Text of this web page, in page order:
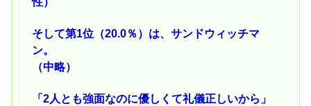
そして第1位（20.0％）は、サンドウィッチマ
ン。
（中略）
「2人とも強面なのに優しくて礼儀正しいから」